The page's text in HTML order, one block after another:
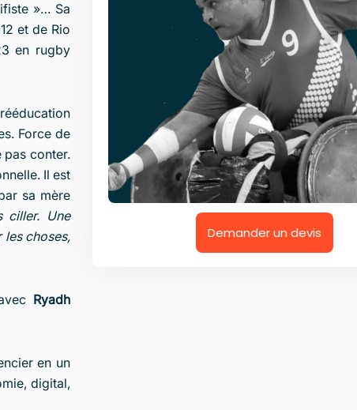
»… Sa
et de Rio
en rugby
Force de
pas conter.
Il est
sa mère
ciller. Une
les choses,
Ryadh
en un
digital,
Demander un devis